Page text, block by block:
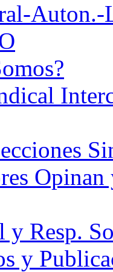
Auton.-
Opinan
y Resp.
y